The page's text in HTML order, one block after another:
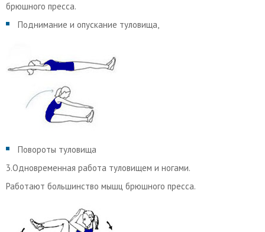
брюшного пресса.
Поднимание и опускание туловища,
Повороты туловища
3.Одновременная работа туловищем и ногами.
Работают большинство мышц брюшного пресса.